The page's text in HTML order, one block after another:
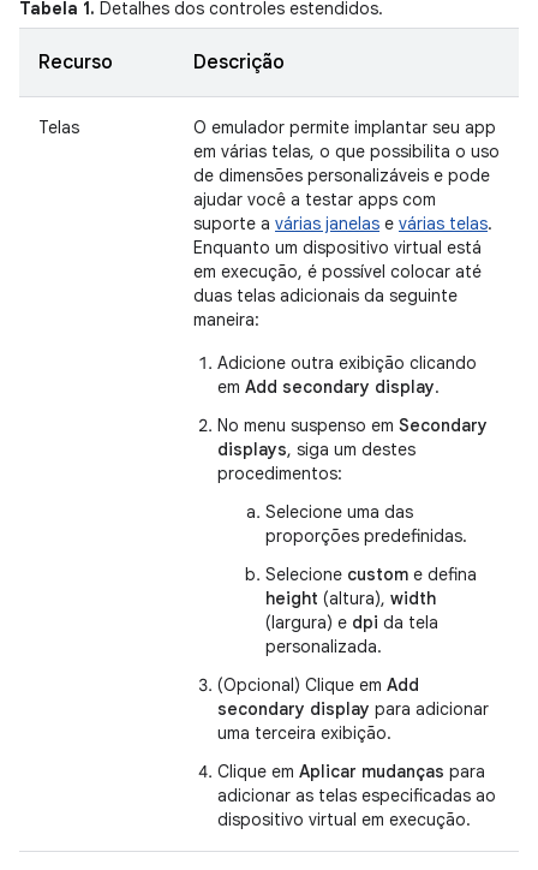
Tabela 1. Detalhes dos controles estendidos.
Recurso Descrição
Telas
O emulador permite implantar seu app
em várias telas, o que possibilita o uso
de dimensões personalizáveis e pode
ajudar você a testar apps com
suporte a várias janelas e várias telas.
Enquanto um dispositivo virtual está
em execução, é possível colocar até
duas telas adicionais da seguinte
maneira:
Adicione outra exibição clicando
em Add secondary display.
No menu suspenso em Secondary
displays, siga um destes
procedimentos:
Selecione uma das
proporções predefinidas.
Selecione custom e defina
height (altura), width
(largura) e dpi da tela
personalizada.
(Opcional) Clique em Add
secondary display para adicionar
uma terceira exibição.
Clique em Aplicar mudanças para
adicionar as telas especificadas ao
dispositivo virtual em execução.